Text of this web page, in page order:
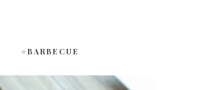
#BARBECUE